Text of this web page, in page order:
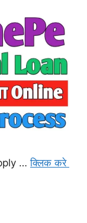
…क्लिक करे